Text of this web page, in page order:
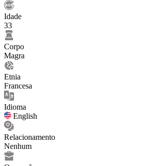
Idade
33
Corpo
Magra
Etnia
Francesa
Idioma
English
Relacionamento
Nenhum